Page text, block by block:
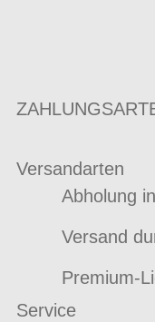
Versandarten
Abholung
Versand
Premium-
Service